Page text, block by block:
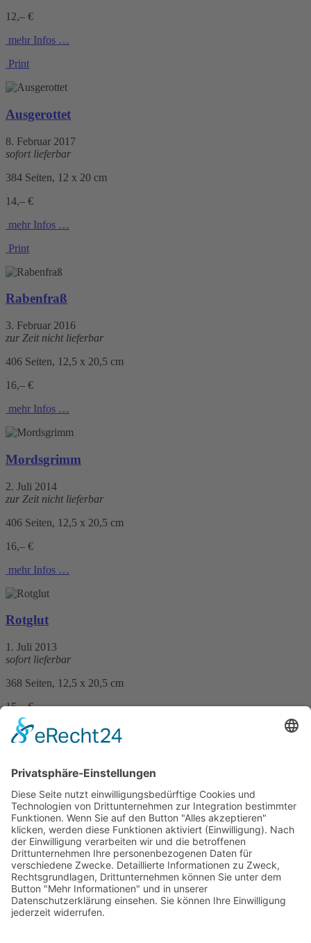
12,– €
mehr Infos …
Print
Ausgerottet
8. Februar 2017
sofort lieferbar
384 Seiten, 12 x 20 cm
14,– €
mehr Infos …
Print
Rabenfraß
3. Februar 2016
zur Zeit nicht lieferbar
406 Seiten, 12,5 x 20,5 cm
16,– €
mehr Infos …
Mordsgrimm
2. Juli 2014
zur Zeit nicht lieferbar
406 Seiten, 12,5 x 20,5 cm
16,– €
mehr Infos …
Rotglut
1. Juli 2013
sofort lieferbar
368 Seiten, 12,5 x 20,5 cm
15,– €
mehr Infos …
Schwanensterben
13. Februar 2012
sofort lieferbar
428 Seiten, 12 x 20 cm
14,– €
mehr Infos …